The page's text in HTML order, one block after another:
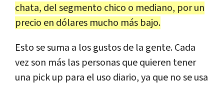
chata, del segmento chico o mediano, por un
precio en dólares mucho más bajo.
Esto se suma a los gustos de la gente. Cada
vez son más las personas que quieren tener
una pick up para el uso diario, ya que no se usa